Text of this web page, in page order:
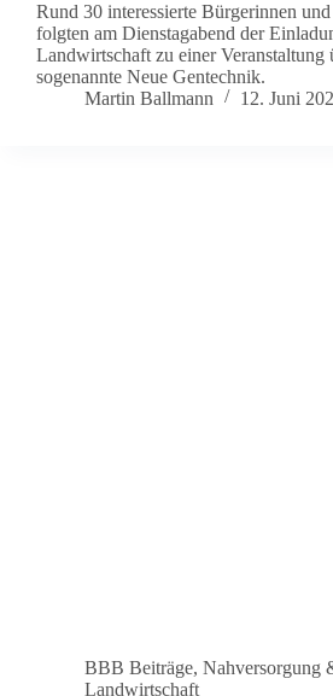
Rund 30 interessierte Bürgerinnen
folgten am Dienstagabend der
Landwirtschaft zu einer Veranstaltung
sogenannte Neue Gentechnik.
Martin Ballmann
12. Juni
BBB Beiträge, Nahversorgung
Landwirtschaft